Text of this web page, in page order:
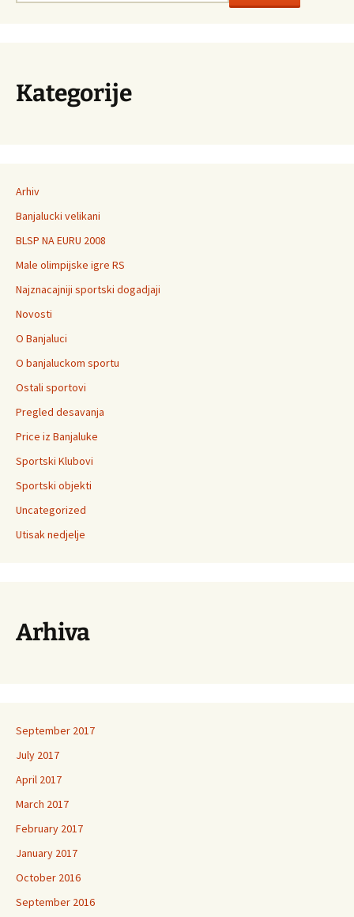
Kategorije
Arhiv
Banjalucki velikani
BLSP NA EURU 2008
Male olimpijske igre RS
Najznacajniji sportski dogadjaji
Novosti
O Banjaluci
O banjaluckom sportu
Ostali sportovi
Pregled desavanja
Price iz Banjaluke
Sportski Klubovi
Sportski objekti
Uncategorized
Utisak nedjelje
Arhiva
September 2017
July 2017
April 2017
March 2017
February 2017
January 2017
October 2016
September 2016